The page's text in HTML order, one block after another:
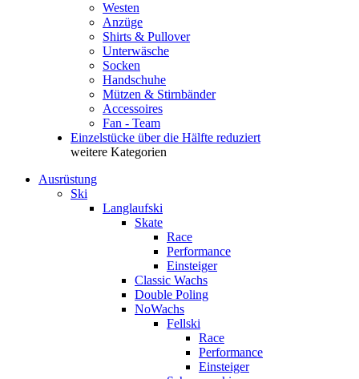
Westen
Anzüge
Shirts & Pullover
Unterwäsche
Socken
Handschuhe
Mützen & Stirnbänder
Accessoires
Fan - Team
Einzelstücke über die Hälfte reduziert
weitere Kategorien
Ausrüstung
Ski
Langlaufski
Skate
Race
Performance
Einsteiger
Classic Wachs
Double Poling
NoWachs
Fellski
Race
Performance
Einsteiger